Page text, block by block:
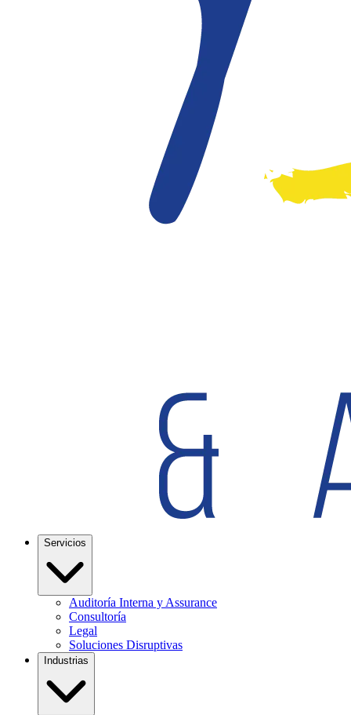
Servicios
Auditoría Interna y Assurance
Consultoría
Legal
Soluciones Disruptivas
Industrias